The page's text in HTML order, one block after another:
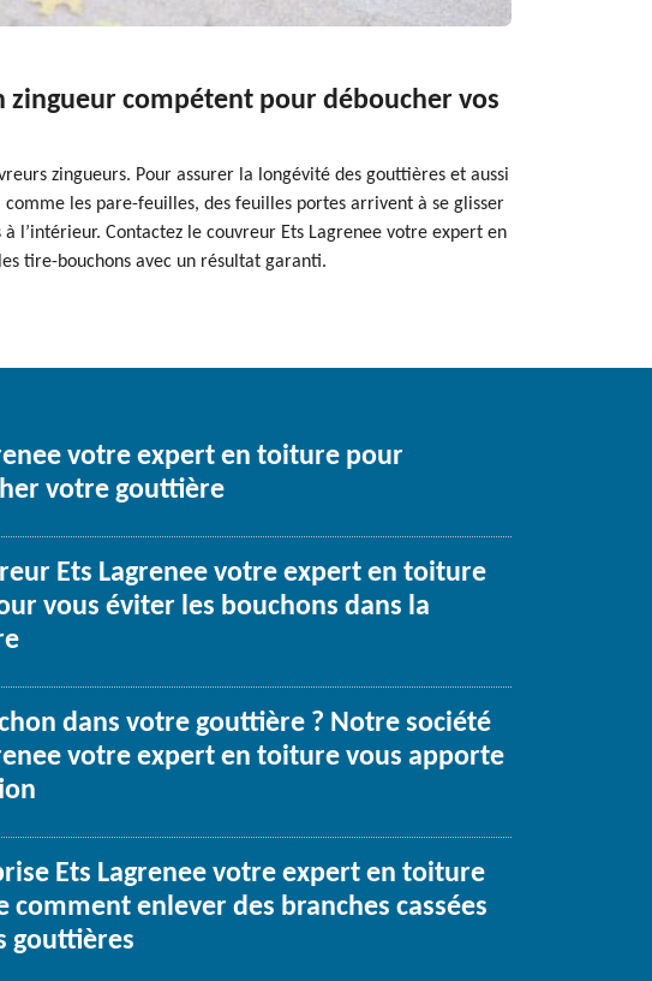
zingueur compétent pour déboucher vos
zingueurs. Pour assurer la longévité des gouttières et aussi
les pare-feuilles, des feuilles portes arrivent à se glisser
l’intérieur. Contactez le couvreur Ets Lagrenee votre expert en
tire-bouchons avec un résultat garanti.
votre expert en toiture pour
votre gouttière
Ets Lagrenee votre expert en toiture
vous éviter les bouchons dans la
dans votre gouttière ? Notre société
votre expert en toiture vous apporte
Ets Lagrenee votre expert en toiture
comment enlever des branches cassées
gouttières